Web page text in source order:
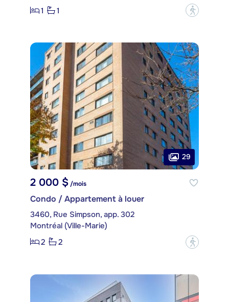
1
1 ?
29
2 000 $ /mois
Condo / Appartement à louer
3460, Rue Simpson, app. 302
Montréal (Ville-Marie)
2
2 ?